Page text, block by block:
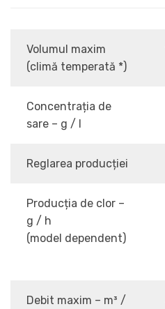
Volumul maxim
(climă temperată *)
Concentrația de
sare – g / l
Reglarea producției
Producția de clor –
g / h
(model dependent)
Debit maxim – m³ /